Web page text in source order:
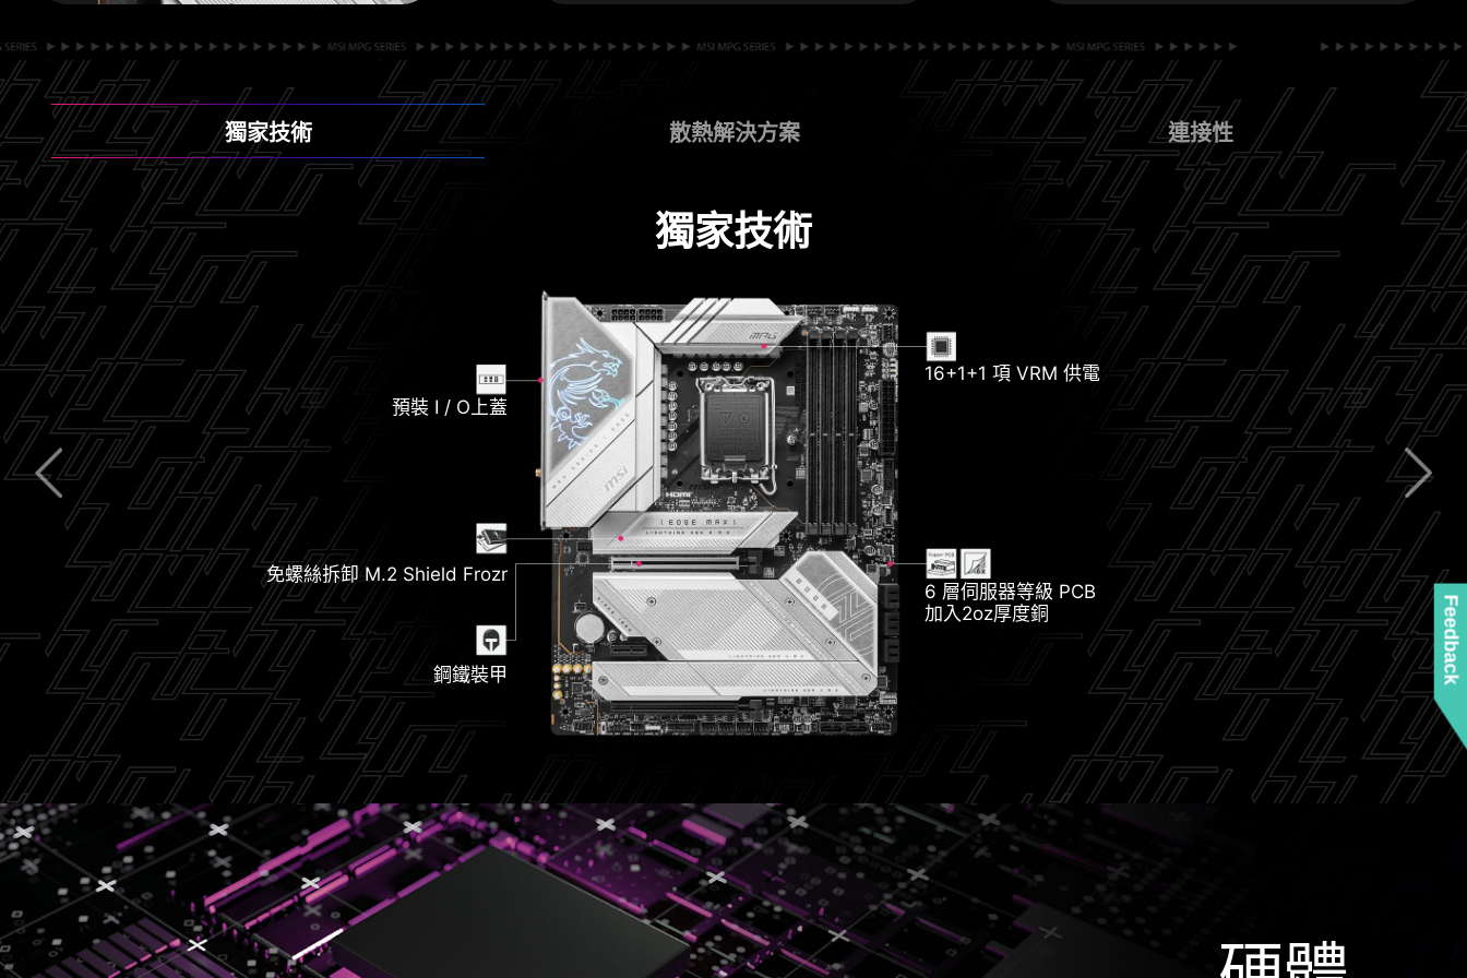
獨家技術 散熱解決方案 連接性
獨家技術
預裝 I / O上蓋
免螺絲拆卸 M.2 Shield Frozr
鋼鐵裝甲
16+1+1 項 VRM 供電
6 層伺服器等級 PCB
加入2oz厚度銅
加大的散熱片
導熱管
7W/mK MOSFET 散熱墊
晶片組散熱片
2.5G LAN
新一代 Wi-Fi 7
Lightning Gen 5 PCI-E
1x PCI-E 5.0 M.2 插槽
4x PCI-E 4.0 M.2 插槽 Feedback